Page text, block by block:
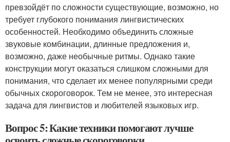
превзойдёт по сложности существующие, возможно, но
требует глубокого понимания лингвистических
особенностей. Необходимо объединить сложные
звуковые комбинации, длинные предложения и,
возможно, даже необычные ритмы. Однако такие
конструкции могут оказаться слишком сложными для
понимания, что сделает их менее популярными среди
обычных скороговорок. Тем не менее, это интересная
задача для лингвистов и любителей языковых игр.
Вопрос 5: Какие техники помогают лучше